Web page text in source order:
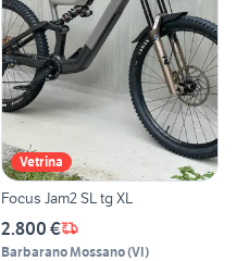
Vetrina
Focus Jam2 SL tg XL
2.800 €
Barbarano Mossano(VI)